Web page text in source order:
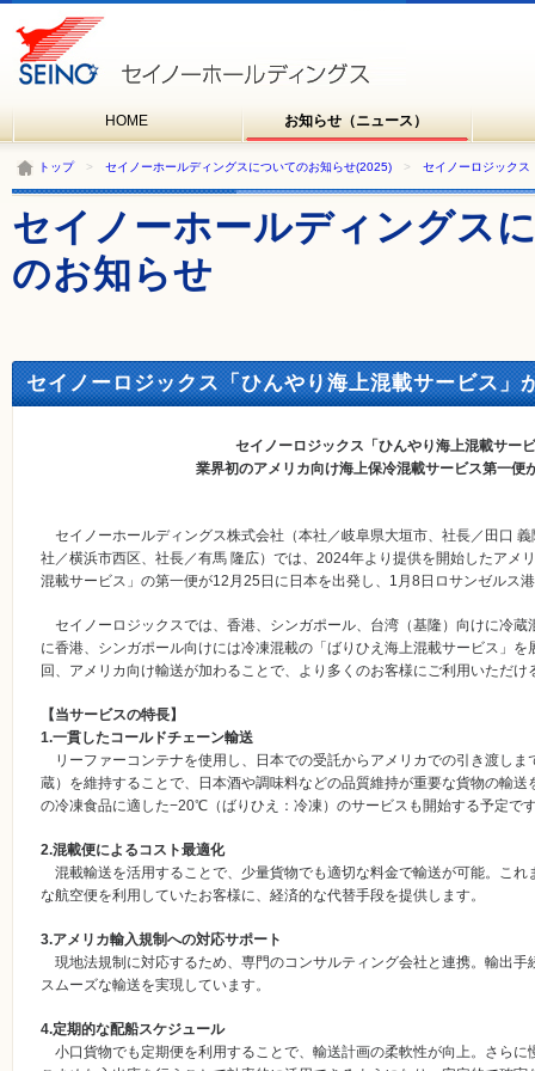
HOME お知らせ（ニュース）
トップ> セイノーホールディングスについてのお知らせ(2025) > セイノーロジックス
セイノーホールディングス
のお知らせ
セイノーロジックス「ひんやり海上混載サービス」
セイノーロジックス「ひんやり海上混載サー
業界初のアメリカ向け海上保冷混載サービス第一便
セイノーホールディングス株式会社（本社／岐阜県大垣市、社長／田口
社／横浜市西区、社長／有馬 隆広）では、2024年より提供を開始したアメ
混載サービス」の第一便が12月25日に日本を出発し、1月8日ロサンゼルス
セイノーロジックスでは、香港、シンガポール、台湾（基隆）向けに冷蔵
に香港、シンガポール向けには冷凍混載の「ばりひえ海上混載サービス」
回、アメリカ向け輸送が加わることで、より多くのお客様にご利用いただけ
【当サービスの特長】
1.一貫したコールドチェーン輸送
リーファーコンテナを使用し、日本での受託からアメリカでの引き渡し
蔵）を維持することで、日本酒や調味料などの品質維持が重要な貨物の輸
の冷凍食品に適した−20℃（ばりひえ：冷凍）のサービスも開始する予定で
2.混載便によるコスト最適化
混載輸送を活用することで、少量貨物でも適切な料金で輸送が可能。こ
な航空便を利用していたお客様に、経済的な代替手段を提供します。
3.アメリカ輸入規制への対応サポート
現地法規制に対応するため、専門のコンサルティング会社と連携。輸出手
スムーズな輸送を実現しています。
4.定期的な配船スケジュール
小口貨物でも定期便を利用することで、輸送計画の柔軟性が向上。さらに